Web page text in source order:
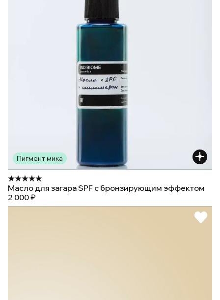
Пигмент мика
Масло для загара SPF с бронзирующим эффектом
2 000 ₽